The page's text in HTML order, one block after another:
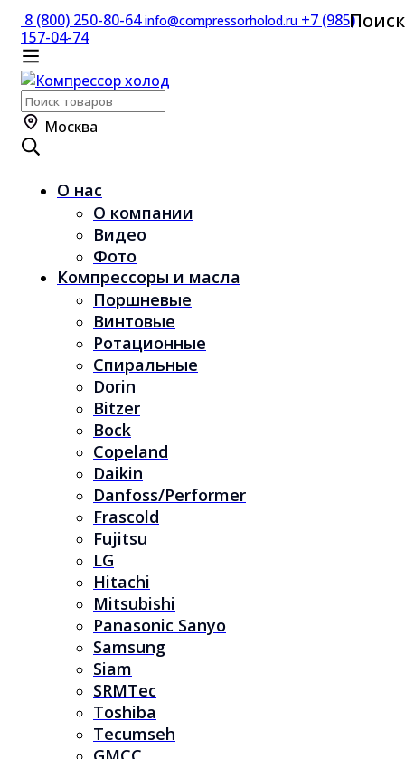
8 (800) 250-80-64info@compressorholod.ru +7 (985)
157-04-74
Поиск
по:
Поиск
Москва
О нас
О компании
Видео
Фото
Компрессоры и масла
Поршневые
Винтовые
Ротационные
Спиральные
Dorin
Bitzer
Bock
Copeland
Daikin
Danfoss/Performer
Frascold
Fujitsu
LG
Hitachi
Mitsubishi
Panasonic Sanyo
Samsung
Siam
SRMTec
Toshiba
Tecumseh